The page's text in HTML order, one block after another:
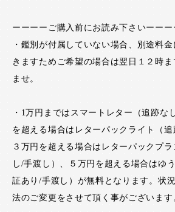
ーーーーご購入前にお読み下さいーーー
・鑑別が付属していない場合、別途料
きますためご希望の場合は翌日１２時
ませ。
・1万円まではスマートレター（追跡な
を超える場合はレターパックライト（追
３万円を超える場合はレターパックプ
し/手渡し）、５万円を超える場合はゆ
証あり/手渡し）が無料となります。状
法のご変更をさせて頂く事がございます